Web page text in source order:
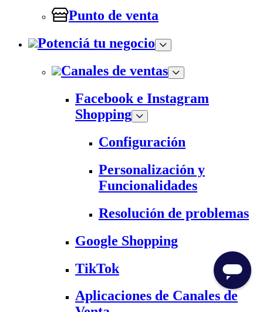
Punto de venta
Potenciá tu negocio
Canales de ventas
Facebook e Instagram
Shopping
Configuración
Personalización y
Funcionalidades
Resolución de problemas
Google Shopping
TikTok
Aplicaciones de Canales de